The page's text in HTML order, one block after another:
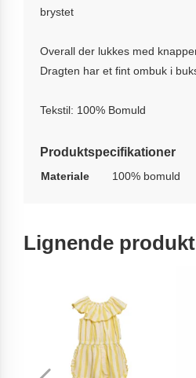
brystet
Overall der lukkes med
Dragten har et fint ombuk i
Tekstil: 100% Bomuld
Produktspecifikationer
Materiale 100% bomuld
Lignende